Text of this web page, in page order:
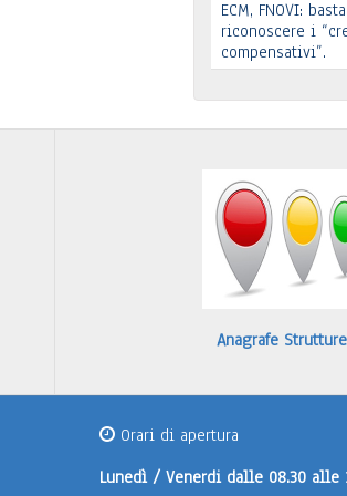
Leggi tutto
Premio “Il peso
Candidature
… Leggi tutto
ECM, FNOVI:
riconoscere i
compensativi”.
Leggi tutto
Anagrafe
Orari di apertura
Lunedì / Venerdidalle 08.30 alle